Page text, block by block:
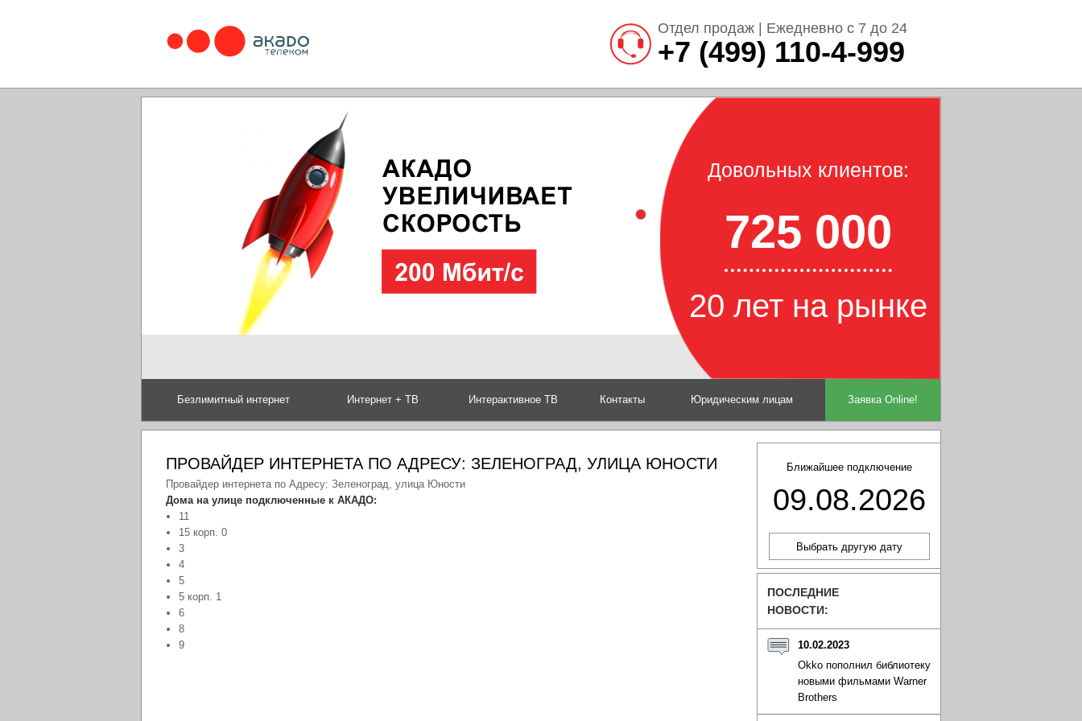
Отдел продаж | Ежедневно с 7 до 24
+7 (499) 110-4-999
Довольных клиентов:
725 000
20 лет на рынке
Безлимитный интернет Интернет + ТВ Интерактивное ТВ Контакты Юридическим лицам Заявка Online!
Ближайшее подключение
09.08.2026
ПОСЛЕДНИЕ
НОВОСТИ:
10.02.2023
Okko пополнил библиотеку
новыми фильмами Warner
Brothers
ПРОВАЙДЕР ИНТЕРНЕТА ПО АДРЕСУ: ЗЕЛЕНОГРАД, УЛИЦА ЮНОСТИ
Провайдер интернета по Адресу: Зеленоград, улица Юности
Дома на улице подключенные к АКАДО:
11
15 корп. 0
3
4
5
5 корп. 1
6
8
9